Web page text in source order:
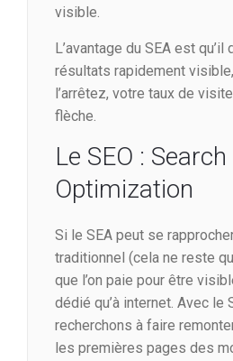
visible.
L’avantage du SEA est qu’il
résultats rapidement
l’arrêtez, votre taux de
flèche.
Le SEO :
Optimization
Si le SEA peut se
traditionnel (cela ne reste
que l’on paie pour être
dédié qu’à internet. Avec le
recherchons à faire
les premières pages des